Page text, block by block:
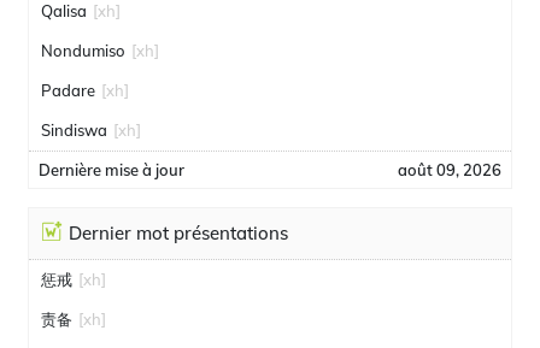
Qalisa [xh]
Nondumiso [xh]
Padare [xh]
Sindiswa [xh]
Dernière mise à jour août 09, 2026
Dernier mot présentations
惩戒 [xh]
责备 [xh]